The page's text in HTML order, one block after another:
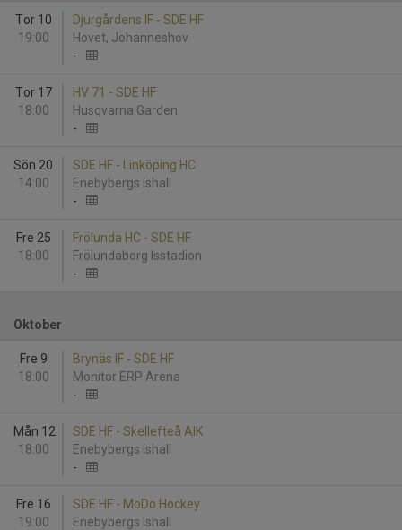
Tor 10
19:00
Djurgårdens IF - SDE HF
Hovet, Johanneshov
-
Tor 17
18:00
HV 71 - SDE HF
Husqvarna Garden
-
Sön 20
14:00
SDE HF - Linköping HC
Enebybergs Ishall
-
Fre 25
18:00
Frölunda HC - SDE HF
Frölundaborg Isstadion
-
Oktober
Fre 9
18:00
Brynäs IF - SDE HF
Monitor ERP Arena
-
Mån 12
18:00
SDE HF - Skellefteå AIK
Enebybergs Ishall
-
Fre 16
19:00
SDE HF - MoDo Hockey
Enebybergs Ishall